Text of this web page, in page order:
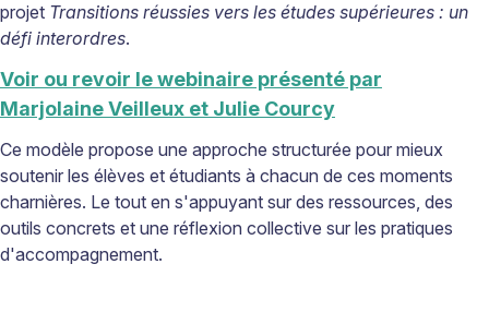
projet Transitions réussies vers les études supérieures : un
défi interordres.
Voir ou revoir le webinaire présenté par
Marjolaine Veilleux et Julie Courcy
Ce modèle propose une approche structurée pour mieux
soutenir les élèves et étudiants à chacun de ces moments
charnières. Le tout en s'appuyant sur des ressources, des
outils concrets et une réflexion collective sur les pratiques
d'accompagnement.